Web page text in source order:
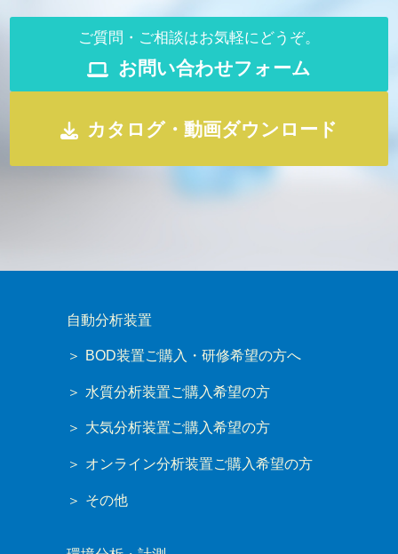
ご質問・ご相談はお気軽にどうぞ。
お問い合わせフォーム
カタログ・動画ダウンロード
自動分析装置
BOD装置ご購入・研修希望の方へ
水質分析装置ご購入希望の方
大気分析装置ご購入希望の方
オンライン分析装置ご購入希望の方
その他